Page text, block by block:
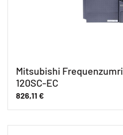
Mitsubishi
120SC-EC
826,11 €